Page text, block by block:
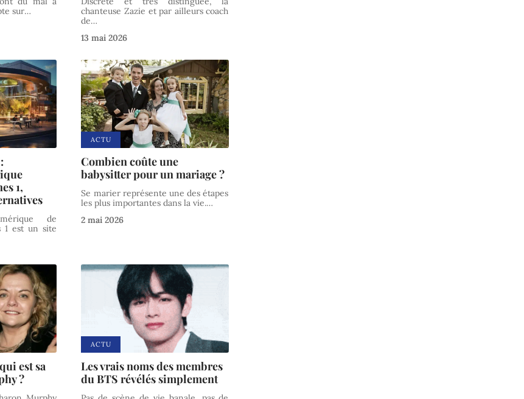
sur…
chanteuse Zazie et par ailleurs coach
de…
13 mai 2026
1,
de
1 est un site
ACTU
Combien coûte une
babysitter pour un mariage ?
Se marier représente une des étapes
les plus importantes dans la vie.…
2 mai 2026
est sa
?
ACTU
Les vrais noms des membres
du BTS révélés simplement